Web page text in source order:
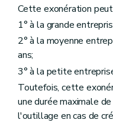
Cette exonération
1° à la grande
2° à la moyenne
ans;
3° à la petite
Toutefois, cette
une durée maximale
l'outillage en cas de